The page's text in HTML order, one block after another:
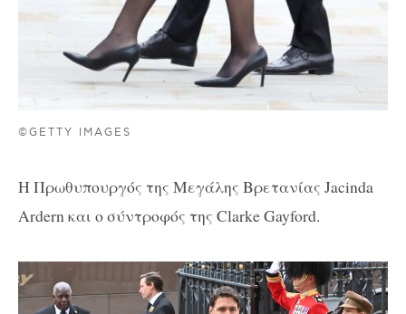
©GETTY IMAGES
Η Πρωθυπουργός της Μεγάλης Βρετανίας Jacinda
Ardern και ο σύντροφός της Clarke Gayford.